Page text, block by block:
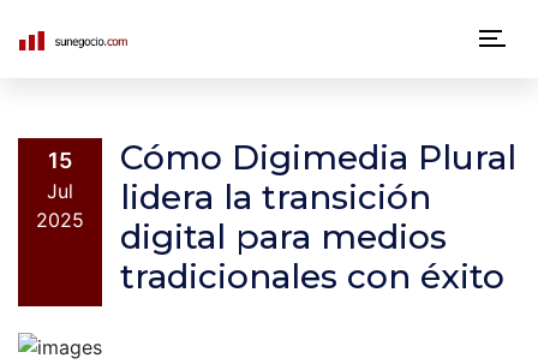
N
v
g
c
15
Jul
2025
Cómo Digimedia Plural
lidera la transición
digital para medios
tradicionales con éxito